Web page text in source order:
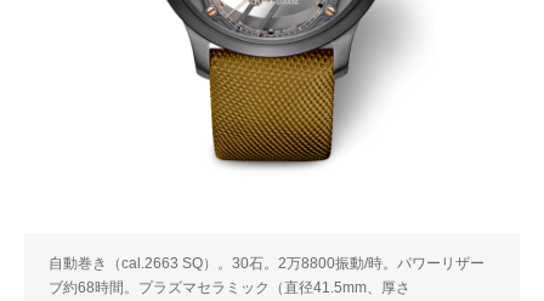
自動巻き（cal.2663 SQ）。30石。2万8800振動/時。パワーリザー
ブ約68時間。プラズマセラミック（直径41.5mm、厚さ